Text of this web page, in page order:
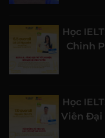
Học
Chinh
Học
Viên Đại